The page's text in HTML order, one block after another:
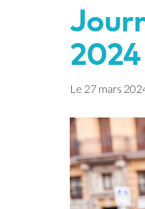
2024
Le 27 mars